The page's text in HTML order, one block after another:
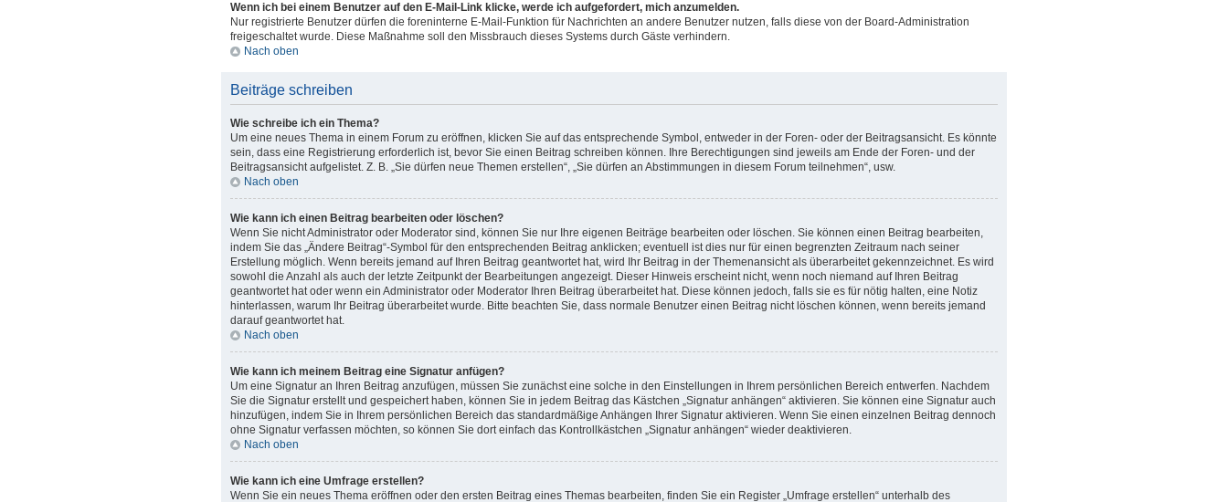
Wenn ich bei einem Benutzer auf den E-Mail-Link klicke, werde ich aufgefordert, mich anzumelden.
Nur registrierte Benutzer dürfen die foreninterne E-Mail-Funktion für Nachrichten an andere Benutzer nutzen, falls diese von der Board-Administration
freigeschaltet wurde. Diese Maßnahme soll den Missbrauch dieses Systems durch Gäste verhindern.
Nach oben
Beiträge schreiben
Wie schreibe ich ein Thema?
Um eine neues Thema in einem Forum zu eröffnen, klicken Sie auf das entsprechende Symbol, entweder in der Foren- oder der Beitragsansicht. Es könnte
sein, dass eine Registrierung erforderlich ist, bevor Sie einen Beitrag schreiben können. Ihre Berechtigungen sind jeweils am Ende der Foren- und der
Beitragsansicht aufgelistet. Z. B. „Sie dürfen neue Themen erstellen“, „Sie dürfen an Abstimmungen in diesem Forum teilnehmen“, usw.
Nach oben
Wie kann ich einen Beitrag bearbeiten oder löschen?
Wenn Sie nicht Administrator oder Moderator sind, können Sie nur Ihre eigenen Beiträge bearbeiten oder löschen. Sie können einen Beitrag bearbeiten,
indem Sie das „Ändere Beitrag“-Symbol für den entsprechenden Beitrag anklicken; eventuell ist dies nur für einen begrenzten Zeitraum nach seiner
Erstellung möglich. Wenn bereits jemand auf Ihren Beitrag geantwortet hat, wird Ihr Beitrag in der Themenansicht als überarbeitet gekennzeichnet. Es wird
sowohl die Anzahl als auch der letzte Zeitpunkt der Bearbeitungen angezeigt. Dieser Hinweis erscheint nicht, wenn noch niemand auf Ihren Beitrag
geantwortet hat oder wenn ein Administrator oder Moderator Ihren Beitrag überarbeitet hat. Diese können jedoch, falls sie es für nötig halten, eine Notiz
hinterlassen, warum Ihr Beitrag überarbeitet wurde. Bitte beachten Sie, dass normale Benutzer einen Beitrag nicht löschen können, wenn bereits jemand
darauf geantwortet hat.
Nach oben
Wie kann ich meinem Beitrag eine Signatur anfügen?
Um eine Signatur an Ihren Beitrag anzufügen, müssen Sie zunächst eine solche in den Einstellungen in Ihrem persönlichen Bereich entwerfen. Nachdem
Sie die Signatur erstellt und gespeichert haben, können Sie in jedem Beitrag das Kästchen „Signatur anhängen“ aktivieren. Sie können eine Signatur auch
hinzufügen, indem Sie in Ihrem persönlichen Bereich das standardmäßige Anhängen Ihrer Signatur aktivieren. Wenn Sie einen einzelnen Beitrag dennoch
ohne Signatur verfassen möchten, so können Sie dort einfach das Kontrollkästchen „Signatur anhängen“ wieder deaktivieren.
Nach oben
Wie kann ich eine Umfrage erstellen?
Wenn Sie ein neues Thema eröffnen oder den ersten Beitrag eines Themas bearbeiten, finden Sie ein Register „Umfrage erstellen“ unterhalb des